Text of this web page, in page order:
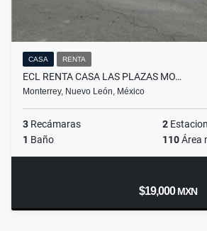
CASA RENTA
ECL RENTA CASA LAS PLAZAS MO…
Monterrey, Nuevo León, México
3 Recámaras 2
1 Baño 110Área
$19,000MXN